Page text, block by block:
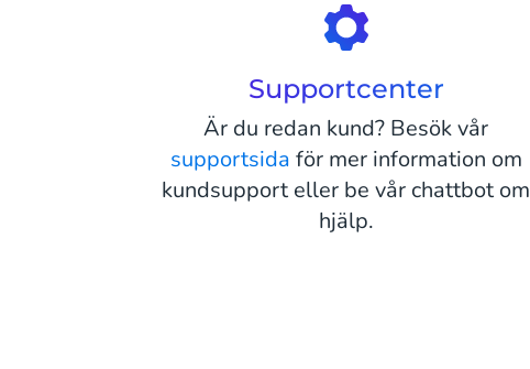
Supportcenter
Är du redan kund? Besök vår
supportsida för mer information om
kundsupport eller be vår chattbot om
hjälp.